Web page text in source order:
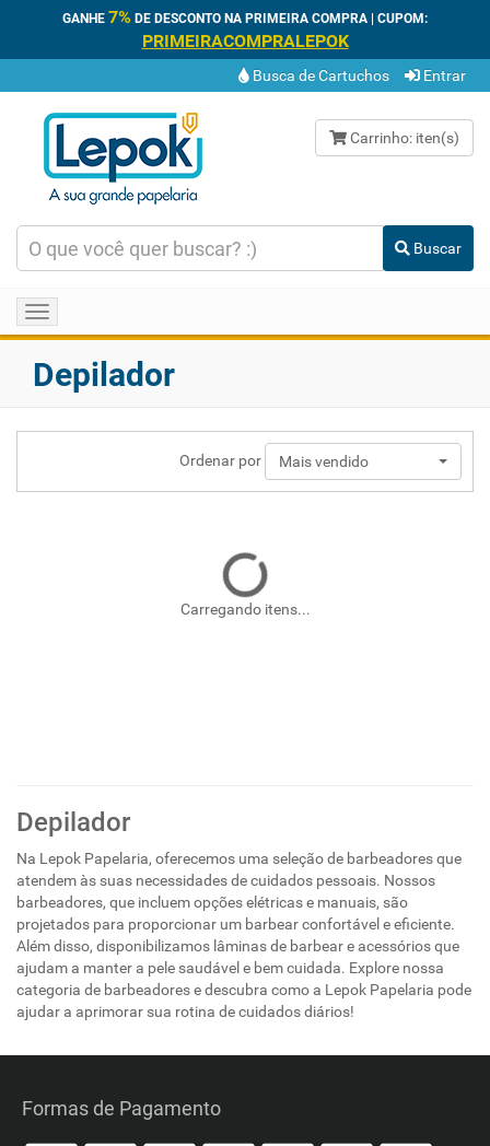
GANHE 7% DE DESCONTO NA PRIMEIRA COMPRA | CUPOM:
PRIMEIRACOMPRALEPOK
Busca de Cartuchos Entrar
Carrinho: iten(s)
Buscar
Toggle
navigation
Depilador
Ordenar por Mais vendido
Carregando itens...
Depilador
Na Lepok Papelaria, oferecemos uma seleção de barbeadores que
atendem às suas necessidades de cuidados pessoais. Nossos
barbeadores, que incluem opções elétricas e manuais, são
projetados para proporcionar um barbear confortável e eficiente.
Além disso, disponibilizamos lâminas de barbear e acessórios que
ajudam a manter a pele saudável e bem cuidada. Explore nossa
categoria de barbeadores e descubra como a Lepok Papelaria pode
ajudar a aprimorar sua rotina de cuidados diários!
Formas de Pagamento